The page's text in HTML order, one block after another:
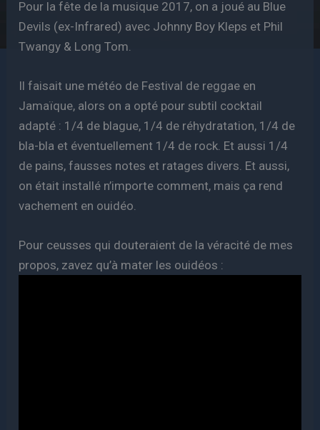
Pour la fête de la musique 2017, on a joué au Blue
Devils (ex-Infrared) avec Johnny Boy Kleps et Phil
Twangy & Long Tom.
Il faisait une météo de Festival de reggae en
Jamaïque, alors on a opté pour subtil cocktail
adapté : 1/4 de blague, 1/4 de réhydratation, 1/4 de
bla-bla et éventuellement 1/4 de rock. Et aussi 1/4
de pains, fausses notes et ratages divers. Et aussi,
on était installé n’importe comment, mais ça rend
vachement en ouidéo.
Pour ceusses qui douteraient de la véracité de mes
propos, zavez qu’à mater les ouidéos :